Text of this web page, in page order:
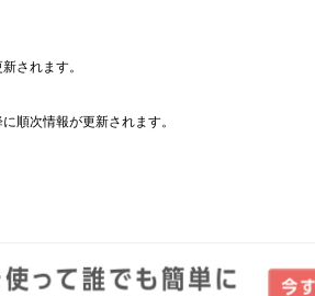
されます。
順次情報が更新されます。